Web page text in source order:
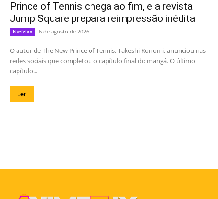
Prince of Tennis chega ao fim, e a revista
Jump Square prepara reimpressão inédita
Notícias 6 de agosto de 2026
O autor de The New Prince of Tennis, Takeshi Konomi, anunciou nas
redes sociais que completou o capítulo final do mangá. O último
capítulo...
Ler